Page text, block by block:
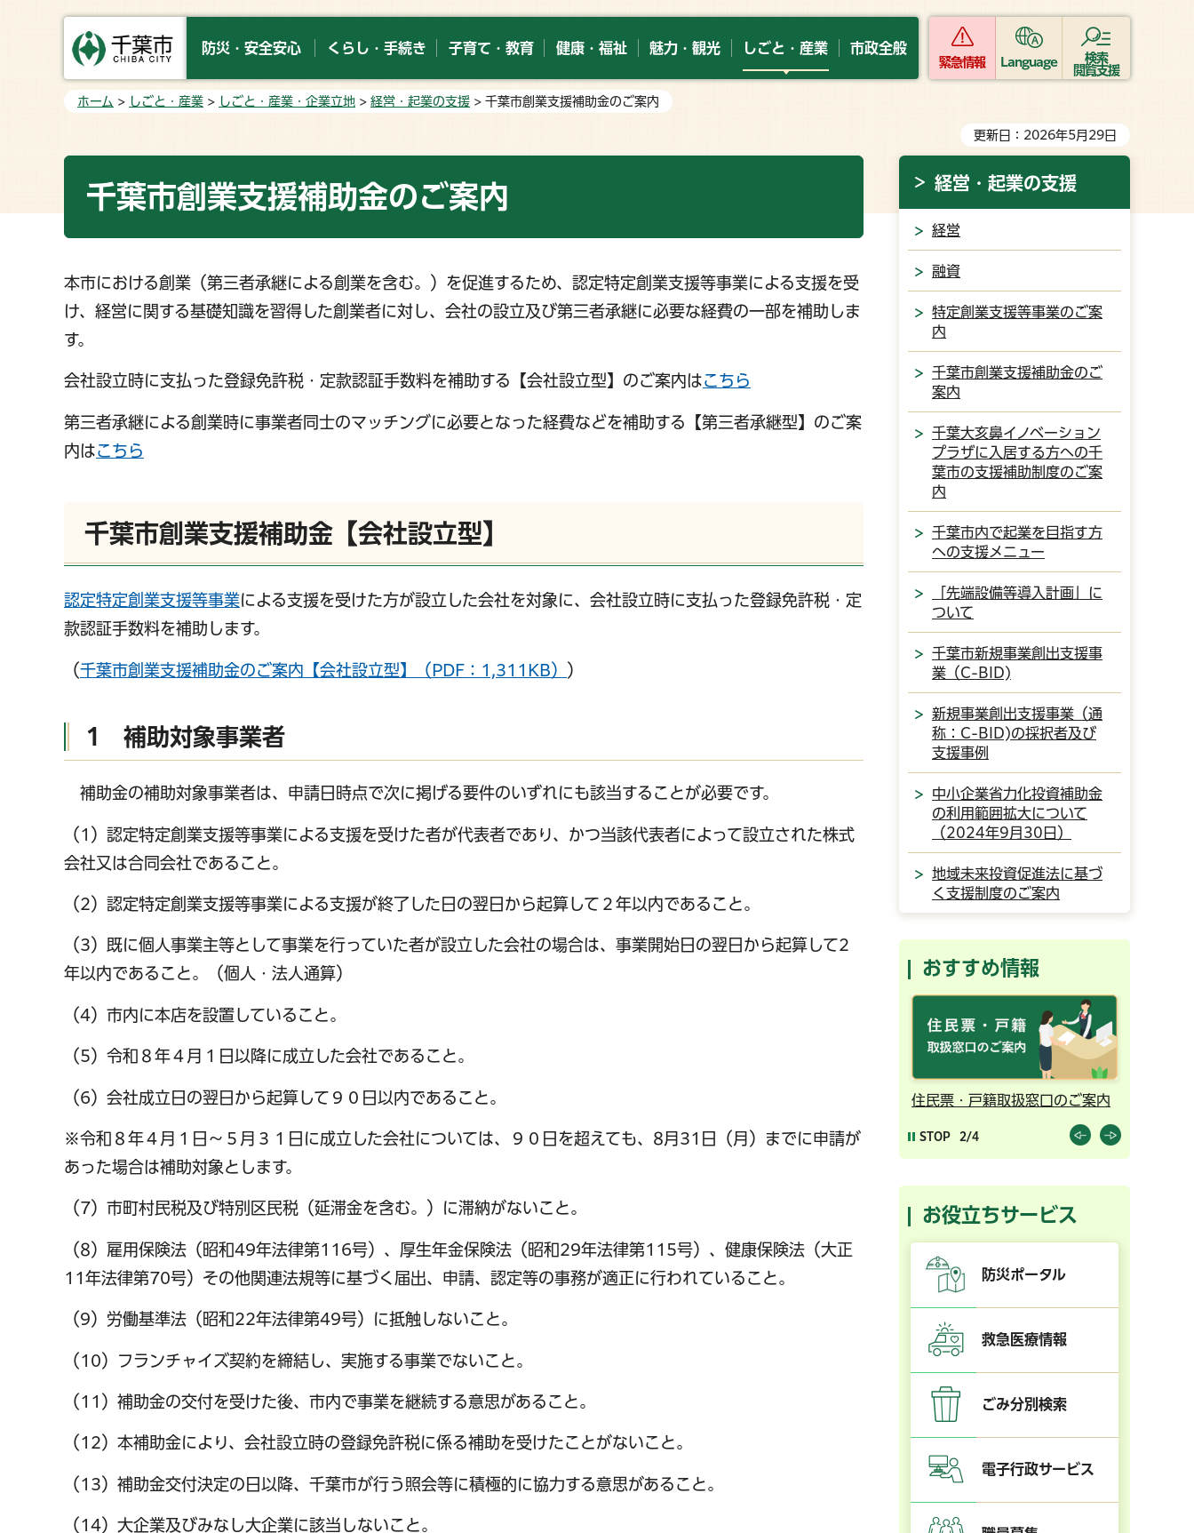
防災・安全安心 くらし・手続き 子育て・教育 健康・福祉 魅力・観光 しごと・産業 市政全般
緊急情報 Language
検索
閲覧支援
ホーム > しごと・産業 > しごと・産業・企業立地 > 経営・起業の支援 > 千葉市創業支援補助金のご案内
更新日：2026年5月29日
千葉市創業支援補助金のご案内
本市における創業（第三者承継による創業を含む。）を促進するため、認定特定創業支援等事業による支援を受
け、経営に関する基礎知識を習得した創業者に対し、会社の設立及び第三者承継に必要な経費の一部を補助しま
す。
会社設立時に支払った登録免許税・定款認証手数料を補助する【会社設立型】のご案内はこちら
第三者承継による創業時に事業者同士のマッチングに必要となった経費などを補助する【第三者承継型】のご案
内はこちら
千葉市創業支援補助金【会社設立型】
認定特定創業支援等事業による支援を受けた方が設立した会社を対象に、会社設立時に支払った登録免許税・定
款認証手数料を補助します。
（千葉市創業支援補助金のご案内【会社設立型】（PDF：1,311KB） ）
1 補助対象事業者
補助金の補助対象事業者は、申請日時点で次に掲げる要件のいずれにも該当することが必要です。
（1）認定特定創業支援等事業による支援を受けた者が代表者であり、かつ当該代表者によって設立された株式
会社又は合同会社であること。
（2）認定特定創業支援等事業による支援が終了した日の翌日から起算して２年以内であること。
（3）既に個人事業主等として事業を行っていた者が設立した会社の場合は、事業開始日の翌日から起算して2
年以内であること。（個人・法人通算）
（4）市内に本店を設置していること。
（5）令和８年４月１日以降に成立した会社であること。
（6）会社成立日の翌日から起算して９０日以内であること。
※令和８年４月１日～５月３１日に成立した会社については、９０日を超えても、8月31日（月）までに申請が
あった場合は補助対象とします。
（7）市町村民税及び特別区民税（延滞金を含む。）に滞納がないこと。
（8）雇用保険法（昭和49年法律第116号）、厚生年金保険法（昭和29年法律第115号）、健康保険法（大正
11年法律第70号）その他関連法規等に基づく届出、申請、認定等の事務が適正に行われていること。
（9）労働基準法（昭和22年法律第49号）に抵触しないこと。
（10）フランチャイズ契約を締結し、実施する事業でないこと。
（11）補助金の交付を受けた後、市内で事業を継続する意思があること。
（12）本補助金により、会社設立時の登録免許税に係る補助を受けたことがないこと。
（13）補助金交付決定の日以降、千葉市が行う照会等に積極的に協力する意思があること。
（14）大企業及びみなし大企業に該当しないこと。
経営・起業の支援
経営
融資
特定創業支援等事業のご案
内
千葉市創業支援補助金のご
案内
千葉大亥鼻イノベーション
プラザに入居する方への千
葉市の支援補助制度のご案
内
千葉市内で起業を目指す方
への支援メニュー
「先端設備等導入計画」に
ついて
千葉市新規事業創出支援事
業（C-BID)
新規事業創出支援事業（通
称：C-BID)の採択者及び
支援事例
中小企業省力化投資補助金
の利用範囲拡大について
（2024年9月30日）
地域未来投資促進法に基づ
く支援制度のご案内
おすすめ情報
千葉市の電子行政サービス コンビニ交付 住民票・戸籍取扱窓口のご案内
STOP 2/4
お役立ちサービス
防災ポータル
救急医療情報
ごみ分別検索
電子行政サービス